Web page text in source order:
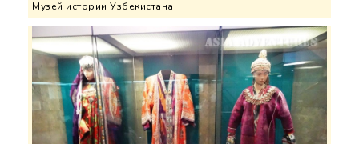
Музей истории Узбекистана